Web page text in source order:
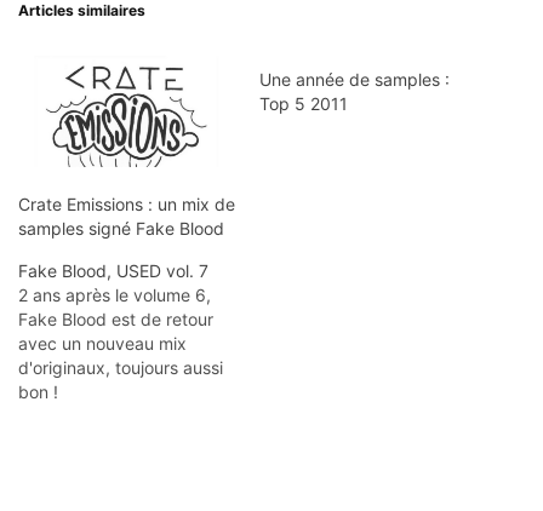
Articles similaires
Crate Emissions : un mix de
samples signé Fake Blood
Une année de samples :
Top 5 2011
Fake Blood, USED vol. 7
2 ans après le volume 6,
Fake Blood est de retour
avec un nouveau mix
d'originaux, toujours aussi
bon !